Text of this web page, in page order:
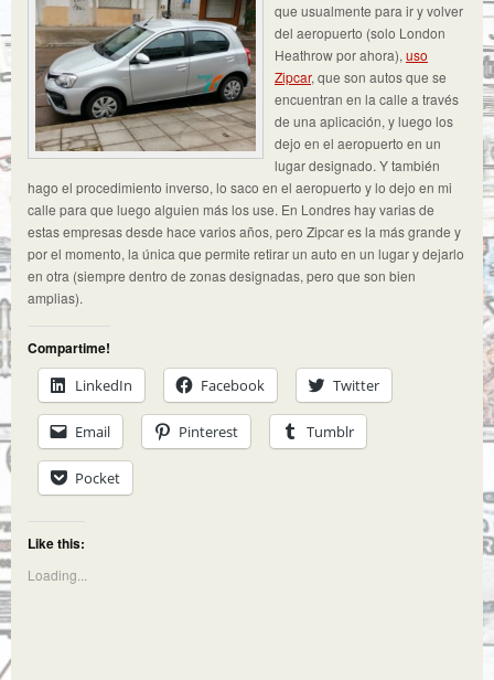
que usualmente para ir y volver
del aeropuerto (solo London
Heathrow por ahora), uso
Zipcar, que son autos que se
encuentran en la calle a través
de una aplicación, y luego los
dejo en el aeropuerto en un
lugar designado. Y también
hago el procedimiento inverso, lo saco en el aeropuerto y lo dejo en mi
calle para que luego alguien más los use. En Londres hay varias de
estas empresas desde hace varios años, pero Zipcar es la más grande y
por el momento, la única que permite retirar un auto en un lugar y dejarlo
en otra (siempre dentro de zonas designadas, pero que son bien
amplias).
Compartime!
LinkedIn
Facebook Twitter
Email Pinterest Tumblr
Pocket
Like this:
Loading...